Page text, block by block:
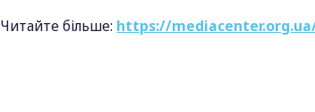
Читайте більше: https://